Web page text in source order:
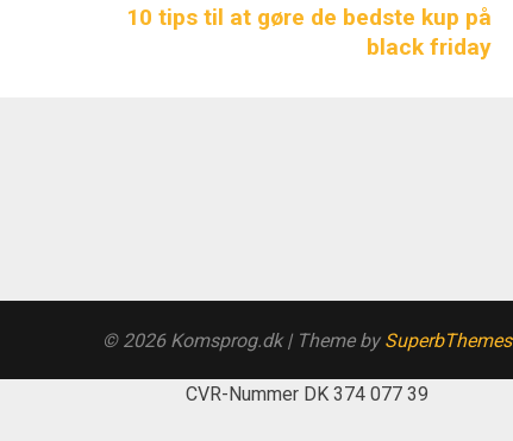
10 tips til at gøre de bedste kup på
black friday
© 2026 Komsprog.dk| Theme by SuperbThemes
CVR-Nummer DK 374 077 39